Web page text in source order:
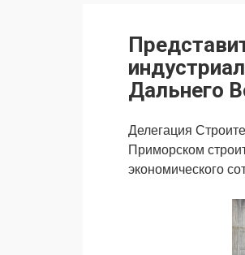
Дальнего
Делегация
Приморском
экономического